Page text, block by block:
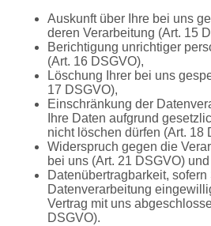
Auskunft über Ihre bei uns
deren Verarbeitung (Art. 15
Berichtigung unrichtiger
(Art. 16 DSGVO),
Löschung Ihrer bei uns
17 DSGVO),
Einschränkung der
Ihre Daten aufgrund
nicht löschen dürfen (Art. 18
Widerspruch gegen die
bei uns (Art. 21 DSGVO) und
Datenübertragbarkeit,
Datenverarbeitung
Vertrag mit uns
DSGVO).